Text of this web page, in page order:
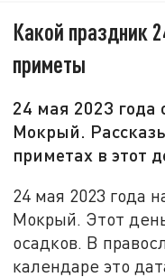
Какой праздник
приметы
24 мая 2023 года
Мокрый.
приметах в этот
24 мая 2023 года
Мокрый. Этот
осадков. В
календаре это